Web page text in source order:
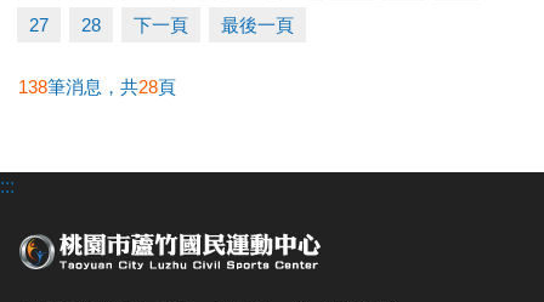
如有課程使用、會籍展延或退費等相關問題，請洽現
有任何問題歡迎來電詢問
桃園市蘆竹國民運動中心
27 28 下一頁 最後一頁
138筆消息，共28頁
:::